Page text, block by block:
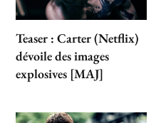
Teaser : Carter (Netflix)
dévoile des images
explosives [MAJ]